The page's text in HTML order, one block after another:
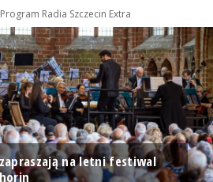
Program Radia Szczecin Extra
na letni festiwal